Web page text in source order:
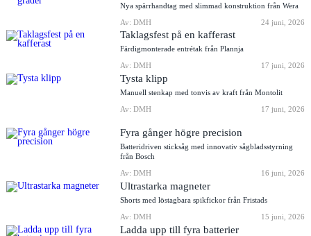
Nya spärrhandtag med slimmad konstruktion från Wera
Av: DMH
24 juni, 2026
Taklagsfest på en kafferast
Färdigmonterade entrétak från Plannja
Av: DMH
17 juni, 2026
Tysta klipp
Manuell stenkap med tonvis av kraft från Montolit
Av: DMH
17 juni, 2026
Fyra gånger högre precision
Batteridriven sticksåg med innovativ sågbladsstyrning
från Bosch
Av: DMH
16 juni, 2026
Ultrastarka magneter
Shorts med löstagbara spikfickor från Fristads
Av: DMH
15 juni, 2026
Ladda upp till fyra batterier